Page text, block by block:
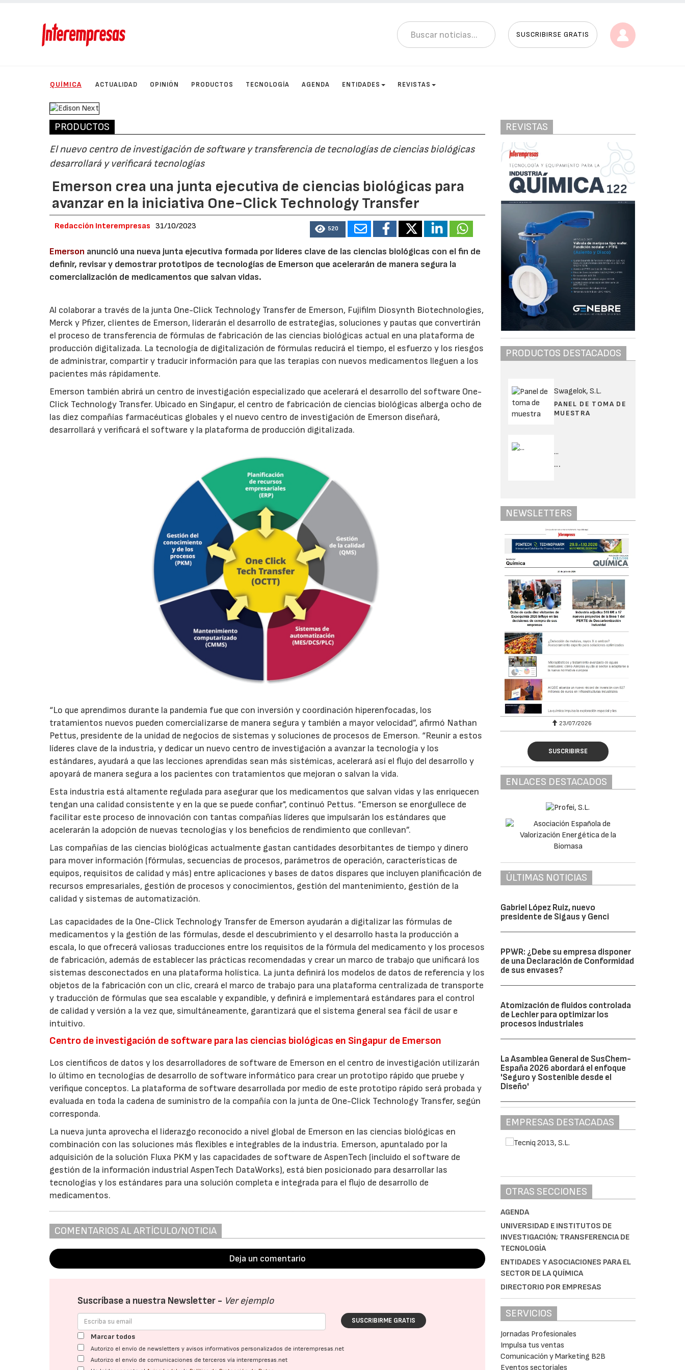
SUSCRIBIRSE GRATIS
QUÍMICA ACTUALIDAD OPINIÓN PRODUCTOS TECNOLOGÍA AGENDA ENTIDADES REVISTAS
PRODUCTOS
El nuevo centro de investigación de software y transferencia de tecnologías de ciencias biológicas
desarrollará y verificará tecnologías
Emerson crea una junta ejecutiva de ciencias biológicas para
avanzar en la iniciativa One-Click Technology Transfer
Redacción Interempresas 31/10/2023 520
Emerson anunció una nueva junta ejecutiva formada por líderes clave de las ciencias biológicas con el fin de
definir, revisar y demostrar prototipos de tecnologías de Emerson que acelerarán de manera segura la
comercialización de medicamentos que salvan vidas.
Al colaborar a través de la junta One-Click Technology Transfer de Emerson, Fujifilm Diosynth Biotechnologies,
Merck y Pfizer, clientes de Emerson, liderarán el desarrollo de estrategias, soluciones y pautas que convertirán
el proceso de transferencia de fórmulas de fabricación de las ciencias biológicas actual en una plataforma de
producción digitalizada. La tecnología de digitalización de fórmulas reducirá el tiempo, el esfuerzo y los riesgos
de administrar, compartir y traducir información para que las terapias con nuevos medicamentos lleguen a los
pacientes más rápidamente.
Emerson también abrirá un centro de investigación especializado que acelerará el desarrollo del software One-
Click Technology Transfer. Ubicado en Singapur, el centro de fabricación de ciencias biológicas alberga ocho de
las diez compañías farmacéuticas globales y el nuevo centro de investigación de Emerson diseñará,
desarrollará y verificará el software y la plataforma de producción digitalizada.
“Lo que aprendimos durante la pandemia fue que con inversión y coordinación hiperenfocadas, los
tratamientos nuevos pueden comercializarse de manera segura y también a mayor velocidad”, afirmó Nathan
Pettus, presidente de la unidad de negocios de sistemas y soluciones de procesos de Emerson. “Reunir a estos
líderes clave de la industria, y dedicar un nuevo centro de investigación a avanzar la tecnología y los
estándares, ayudará a que las lecciones aprendidas sean más sistémicas, acelerará así el flujo del desarrollo y
apoyará de manera segura a los pacientes con tratamientos que mejoran o salvan la vida.
Esta industria está altamente regulada para asegurar que los medicamentos que salvan vidas y las enriquecen
tengan una calidad consistente y en la que se puede confiar", continuó Pettus. “Emerson se enorgullece de
facilitar este proceso de innovación con tantas compañías líderes que impulsarán los estándares que
acelerarán la adopción de nuevas tecnologías y los beneficios de rendimiento que conllevan”.
Las compañías de las ciencias biológicas actualmente gastan cantidades desorbitantes de tiempo y dinero
para mover información (fórmulas, secuencias de procesos, parámetros de operación, características de
equipos, requisitos de calidad y más) entre aplicaciones y bases de datos dispares que incluyen planificación de
recursos empresariales, gestión de procesos y conocimientos, gestión del mantenimiento, gestión de la
calidad y sistemas de automatización.
Las capacidades de la One-Click Technology Transfer de Emerson ayudarán a digitalizar las fórmulas de
medicamentos y la gestión de las fórmulas, desde el descubrimiento y el desarrollo hasta la producción a
escala, lo que ofrecerá valiosas traducciones entre los requisitos de la fórmula del medicamento y los procesos
de fabricación, además de establecer las prácticas recomendadas y crear un marco de trabajo que unificará los
sistemas desconectados en una plataforma holística. La junta definirá los modelos de datos de referencia y los
objetos de la fabricación con un clic, creará el marco de trabajo para una plataforma centralizada de transporte
y traducción de fórmulas que sea escalable y expandible, y definirá e implementará estándares para el control
de calidad y versión a la vez que, simultáneamente, garantizará que el sistema general sea fácil de usar e
intuitivo.
Centro de investigación de software para las ciencias biológicas en Singapur de Emerson
Los científicos de datos y los desarrolladores de software de Emerson en el centro de investigación utilizarán
lo último en tecnologías de desarrollo de software informático para crear un prototipo rápido que pruebe y
verifique conceptos. La plataforma de software desarrollada por medio de este prototipo rápido será probada y
evaluada en toda la cadena de suministro de la compañía con la junta de One-Click Technology Transfer, según
corresponda.
La nueva junta aprovecha el liderazgo reconocido a nivel global de Emerson en las ciencias biológicas en
combinación con las soluciones más flexibles e integrables de la industria. Emerson, apuntalado por la
adquisición de la solución Fluxa PKM y las capacidades de software de AspenTech (incluido el software de
gestión de la información industrial AspenTech DataWorks), está bien posicionado para desarrollar las
tecnologías y los estándares para una solución completa e integrada para el flujo de desarrollo de
medicamentos.
COMENTARIOS AL ARTÍCULO/NOTICIA
Deja un comentario
Suscríbase a nuestra Newsletter - Ver ejemplo
SUSCRIBIRME GRATIS
Marcar todos
Autorizo el envío de newsletters y avisos informativos personalizados de interempresas.net
Autorizo el envío de comunicaciones de terceros vía interempresas.net
REVISTAS
PRODUCTOS DESTACADOS
Swagelok, S.L.
PANEL DE TOMA DE
MUESTRA
...
...
NEWSLETTERS
23/07/2026 30/07/2026 23/07/2026
SUSCRIBIRSE
ENLACES DESTACADOS
ÚLTIMAS NOTICIAS
Gabriel López Ruiz, nuevo
presidente de Sigaus y Genci
PPWR: ¿Debe su empresa disponer
de una Declaración de Conformidad
de sus envases?
Atomización de fluidos controlada
de Lechler para optimizar los
procesos industriales
La Asamblea General de SusChem-
España 2026 abordará el enfoque
'Seguro y Sostenible desde el
Diseño'
EMPRESAS DESTACADAS
OTRAS SECCIONES
AGENDA
UNIVERSIDAD E INSTITUTOS DE
INVESTIGACIÓN; TRANSFERENCIA DE
TECNOLOGÍA
ENTIDADES Y ASOCIACIONES PARA EL
SECTOR DE LA QUÍMICA
DIRECTORIO POR EMPRESAS
SERVICIOS
Jornadas Profesionales
Impulsa tus ventas
Comunicación y Marketing B2B
Eventos sectoriales